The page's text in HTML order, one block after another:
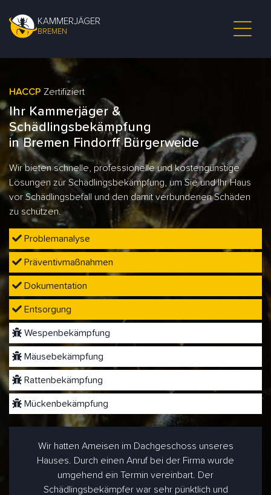
KAMMERJÄGER
BREMEN
HACCP Zertifiziert
Ihr Kammerjäger &
Schädlingsbekämpfung
in Bremen Findorff Bürgerweide
Wir bieten schnelle, professionelle und kostengünstige
Lösungen zur Schädlingsbekämpfung, um Sie und Ihr Haus
vor Schädlingsbefall und den damit verbundenen Schäden
zu schützen.
Problemanalyse
Präventivmaßnahmen
Dokumentation
Entsorgung
Wespenbekämpfung
Mäusebekämpfung
Rattenbekämpfung
Mückenbekämpfung
Wir hatten Ameisen im Dachgeschoss unseres
Hauses. Durch einen Anruf bei der Firma wurde
umgehend ein Termin vereinbart. Der
Schädlingsbekämpfer war sehr pünktlich und